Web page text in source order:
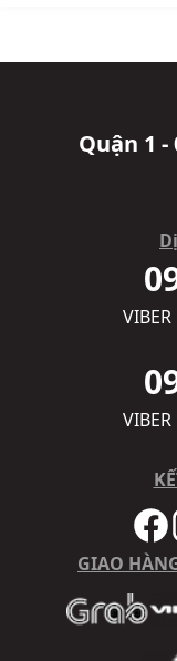
Quận 1 -
GIAO